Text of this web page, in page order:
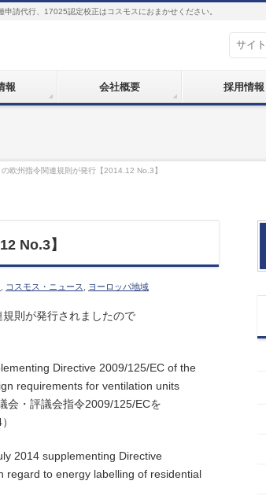
請代行、17025認定校正はコスモスにおまかせください。
報 会社概要 採用情報
欧州指令関連規則が発行【2014.12 No.3】
No.3】
コスモス・ニュース ヨーロッパ地域
則が発行されましたので
Directive 2009/125/EC of the
requirements for ventilation units
会・評議会指令2009/125/ECを
2014 supplementing Directive
regard to energy labelling of residential